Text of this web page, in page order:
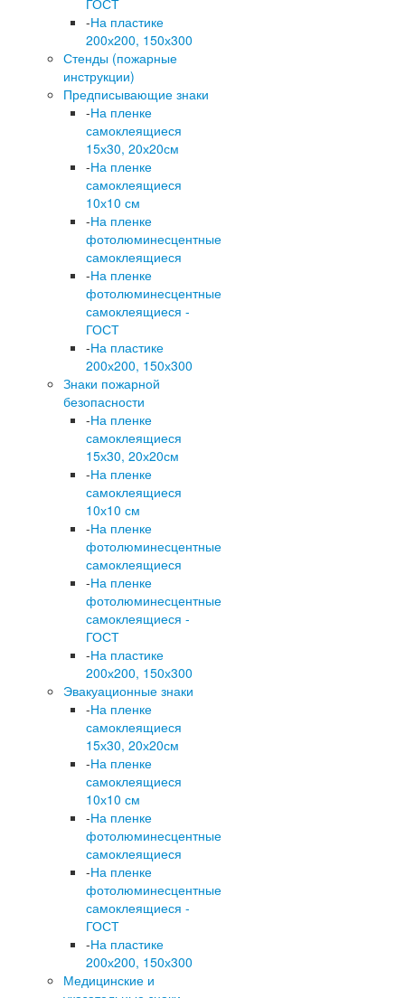
-На пластике
200х200, 150х300
Стенды (пожарные
инструкции)
Предписывающие знаки
-На пленке
самоклеящиеся
15х30, 20х20см
-На пленке
самоклеящиеся
10х10 см
-На пленке
фотолюминесцентные
самоклеящиеся
-На пленке
фотолюминесцентные
самоклеящиеся -
ГОСТ
-На пластике
200х200, 150х300
Знаки пожарной
безопасности
-На пленке
самоклеящиеся
15х30, 20х20см
-На пленке
самоклеящиеся
10х10 см
-На пленке
фотолюминесцентные
самоклеящиеся
-На пленке
фотолюминесцентные
самоклеящиеся -
ГОСТ
-На пластике
200х200, 150х300
Эвакуационные знаки
-На пленке
самоклеящиеся
15х30, 20х20см
-На пленке
самоклеящиеся
10х10 см
-На пленке
фотолюминесцентные
самоклеящиеся
-На пленке
фотолюминесцентные
самоклеящиеся -
ГОСТ
-На пластике
200х200, 150х300
Медицинские и